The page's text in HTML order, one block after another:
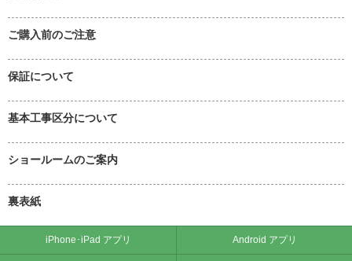
ご購入前のご注意
保証について
基本工事区分について
ショールームのご案内
裏表紙
iPhone･iPad アプリ Android アプリ